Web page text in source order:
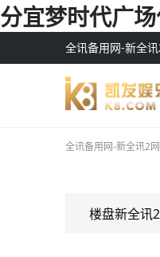
分宜梦时代广
全讯备用网-新全
全讯备用网-新全讯2网
楼盘新全讯